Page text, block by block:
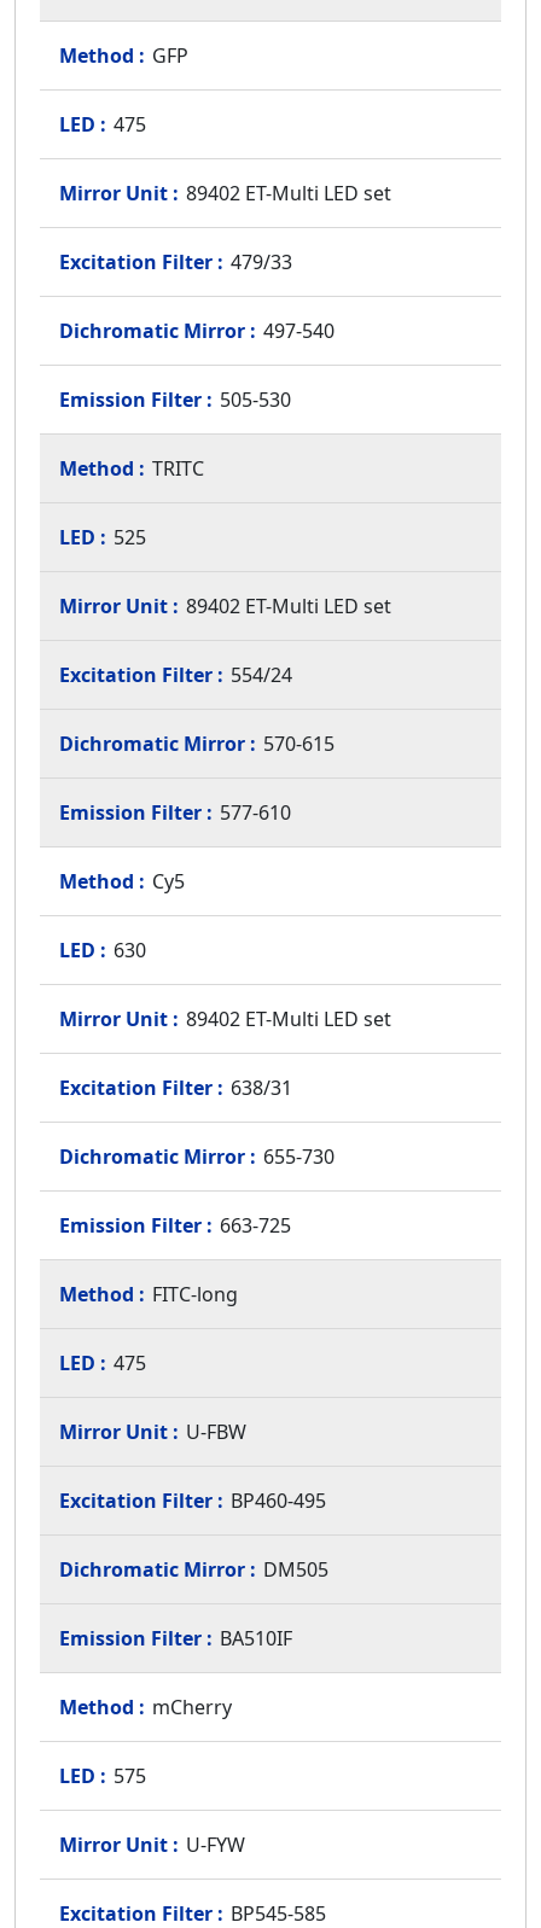
GFP
475
89402 ET-Multi LED set
479/33
497-540
505-530
TRITC
525
89402 ET-Multi LED set
554/24
570-615
577-610
Cy5
630
89402 ET-Multi LED set
638/31
655-730
663-725
FITC-long
475
U-FBW
BP460-495
DM505
BA510IF
mCherry
575
U-FYW
BP545-585